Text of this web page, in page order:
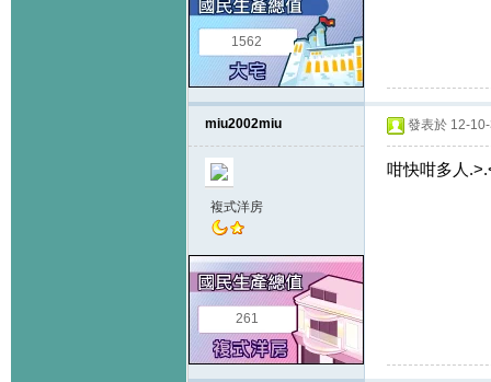
1562
miu2002miu
複式洋房
261
發表於 12-
咁快咁多人